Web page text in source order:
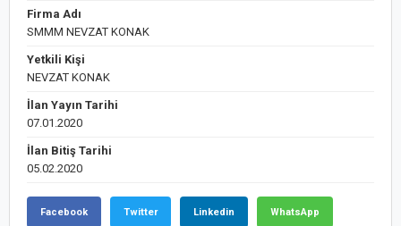
Firma Adı
SMMM NEVZAT KONAK
Yetkili Kişi
NEVZAT KONAK
İlan Yayın Tarihi
07.01.2020
İlan Bitiş Tarihi
05.02.2020
Facebook Twitter Linkedin WhatsApp